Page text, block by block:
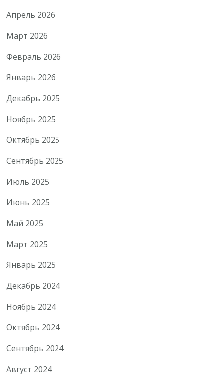
Апрель 2026
Март 2026
Февраль 2026
Январь 2026
Декабрь 2025
Ноябрь 2025
Октябрь 2025
Сентябрь 2025
Июль 2025
Июнь 2025
Май 2025
Март 2025
Январь 2025
Декабрь 2024
Ноябрь 2024
Октябрь 2024
Сентябрь 2024
Август 2024